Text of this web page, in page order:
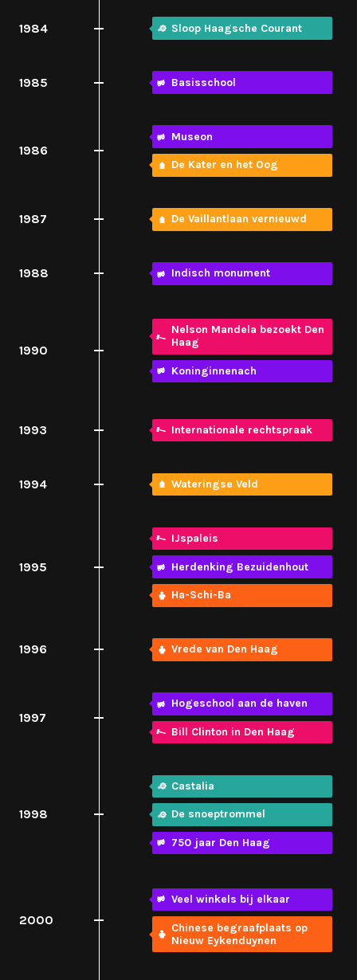
1984 Sloop Haagsche Courant
1985 Basisschool
1986
Museon
De Kater en het Oog
1987 De Vaillantlaan vernieuwd
1988 Indisch monument
1990
Nelson Mandela bezoekt Den
Haag
Koninginnenach
1993 Internationale rechtspraak
1994 Wateringse Veld
1995
IJspaleis
Herdenking Bezuidenhout
Ha-Schi-Ba
1996 Vrede van Den Haag
1997
Hogeschool aan de haven
Bill Clinton in Den Haag
1998
Castalia
De snoeptrommel
750 jaar Den Haag
2000
Veel winkels bij elkaar
Chinese begraafplaats op
Nieuw Eykenduynen